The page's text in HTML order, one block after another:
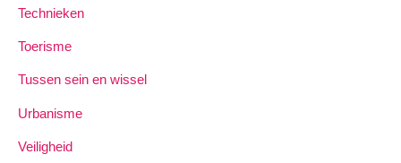
Technieken
Toerisme
Tussen sein en wissel
Urbanisme
Veiligheid